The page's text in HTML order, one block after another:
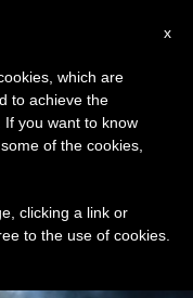
‘civil
x
which are
to achieve the
If you want to know
of the cookies,
clicking a link or
to the use of cookies.